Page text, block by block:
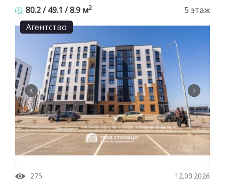
80.2 / 49.1 / 8.9 м2
5 этаж
Агентство
275 12.03.2026